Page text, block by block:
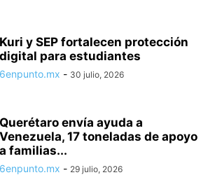
Kuri y SEP fortalecen protección
digital para estudiantes
6enpunto.mx - 30 julio, 2026
Querétaro envía ayuda a
Venezuela, 17 toneladas de apoyo
a familias...
6enpunto.mx - 29 julio, 2026